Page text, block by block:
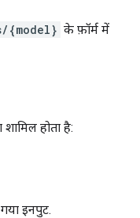
{model} के फ़ॉर्म में
होता है:
इनपुट.